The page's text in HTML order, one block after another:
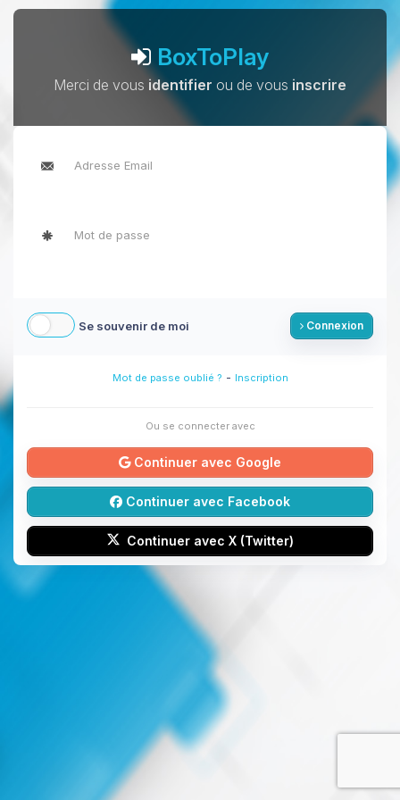
BoxToPlay
Merci de vous identifier ou de vous inscrire
Se souvenir de moi Connexion
Mot de passe oublié ? - Inscription
Ou se connecter avec
Continuer avec Google
Continuer avec Facebook
Continuer avec X (Twitter)